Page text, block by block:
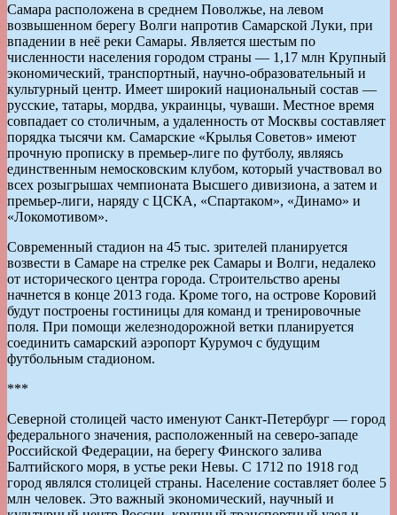
Самара расположена в среднем Поволжье, на левом
возвышенном берегу Волги напротив Самарской Луки, при
впадении в неё реки Самары. Является шестым по
численности населения городом страны — 1,17 млн Крупный
экономический, транспортный, научно-образовательный и
культурный центр. Имеет широкий национальный состав —
русские, татары, мордва, украинцы, чуваши. Местное время
совпадает со столичным, а удаленность от Москвы составляет
порядка тысячи км. Самарские «Крылья Советов» имеют
прочную прописку в премьер-лиге по футболу, являясь
единственным немосковским клубом, который участвовал во
всех розыгрышах чемпионата Высшего дивизиона, а затем и
премьер-лиги, наряду с ЦСКА, «Спартаком», «Динамо» и
«Локомотивом».
Современный стадион на 45 тыс. зрителей планируется
возвести в Самаре на стрелке рек Самары и Волги, недалеко
от исторического центра города. Строительство арены
начнется в конце 2013 года. Кроме того, на острове Коровий
будут построены гостиницы для команд и тренировочные
поля. При помощи железнодорожной ветки планируется
соединить самарский аэропорт Курумоч с будущим
футбольным стадионом.
***
Северной столицей часто именуют Санкт-Петербург — город
федерального значения, расположенный на северо-западе
Российской Федерации, на берегу Финского залива
Балтийского моря, в устье реки Невы. С 1712 по 1918 год
город являлся столицей страны. Население составляет более 5
млн человек. Это важный экономический, научный и